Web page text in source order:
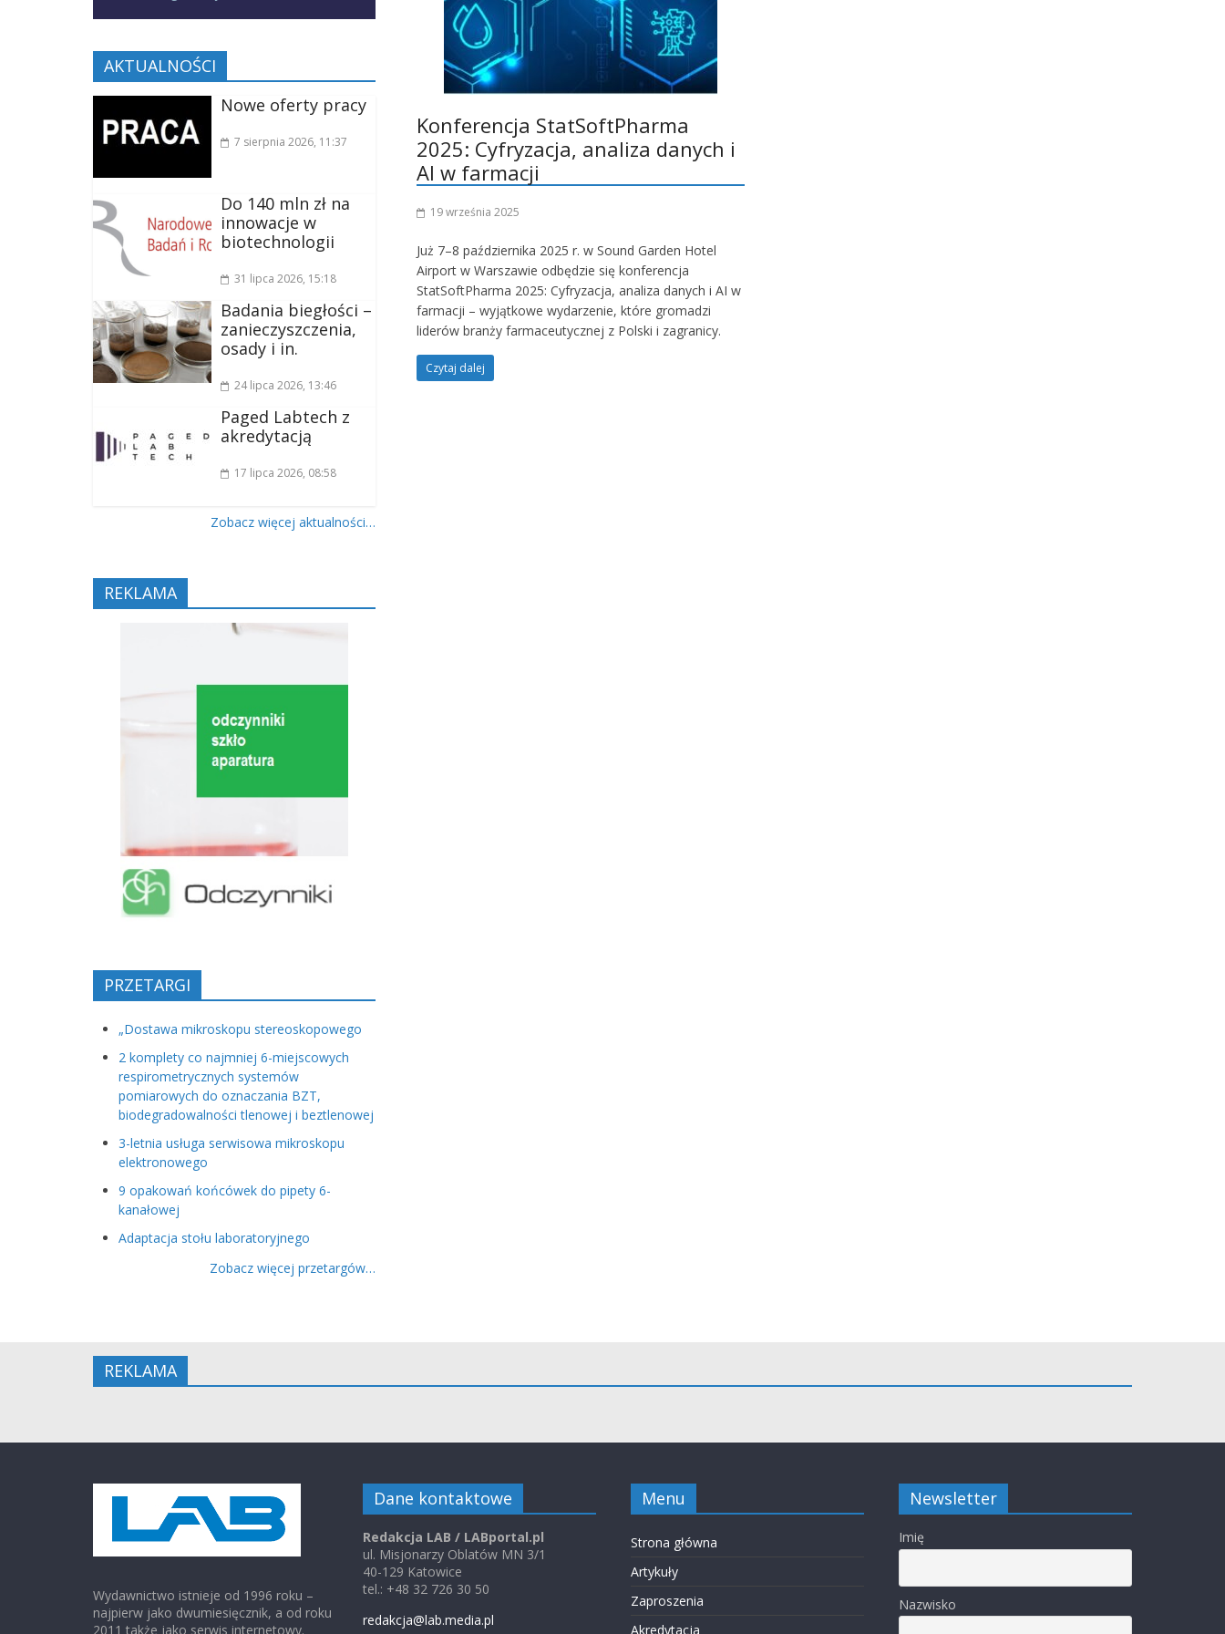
Konferencja StatSoftPharma
2025: Cyfryzacja, analiza danych i
AI w farmacji
19 września 2025
Już 7–8 października 2025 r. w Sound Garden Hotel
Airport w Warszawie odbędzie się konferencja
StatSoftPharma 2025: Cyfryzacja, analiza danych i AI w
farmacji – wyjątkowe wydarzenie, które gromadzi
liderów branży farmaceutycznej z Polski i zagranicy.
Czytaj dalej
AKTUALNOŚCI
Nowe oferty pracy
7 sierpnia 2026, 11:37
Do 140 mln zł na
innowacje w
biotechnologii
31 lipca 2026, 15:18
Badania biegłości –
zanieczyszczenia,
osady i in.
24 lipca 2026, 13:46
Paged Labtech z
akredytacją
17 lipca 2026, 08:58
Zobacz więcej aktualności…
REKLAMA
PRZETARGI
„Dostawa mikroskopu stereoskopowego
2 komplety co najmniej 6-miejscowych
respirometrycznych systemów
pomiarowych do oznaczania BZT,
biodegradowalności tlenowej i beztlenowej
3-letnia usługa serwisowa mikroskopu
elektronowego
9 opakowań końcówek do pipety 6-
kanałowej
Adaptacja stołu laboratoryjnego
Zobacz więcej przetargów…
REKLAMA
Wydawnictwo istnieje od 1996 roku –
najpierw jako dwumiesięcznik, a od roku
2011 także jako serwis internetowy.
Dane kontaktowe
Redakcja LAB / LABportal.pl
ul. Misjonarzy Oblatów MN 3/1
40-129 Katowice
tel.: +48 32 726 30 50
redakcja@lab.media.pl
Menu
Strona główna
Artykuły
Zaproszenia
Akredytacja
Newsletter
Imię
Nazwisko